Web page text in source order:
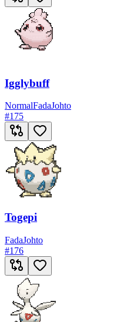
Igglybuff
NormalFadaJohto
#175
Togepi
FadaJohto
#176